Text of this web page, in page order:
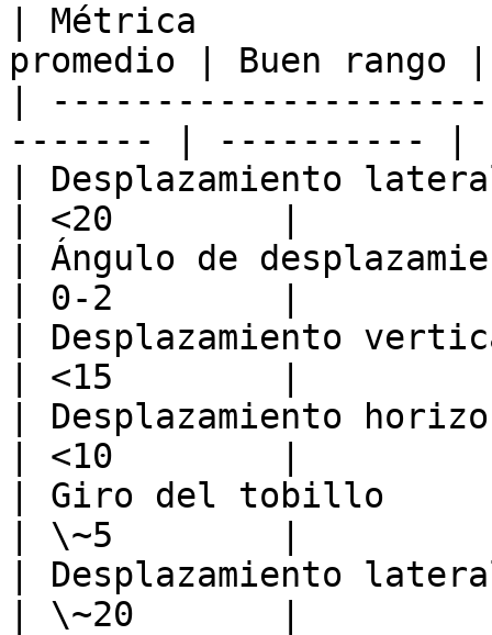
| Métrica
promedio | Buen rango |
|
------- | ---------- |
| Desplazamiento
| <20        |
| Ángulo de
| 0-2        |
| Desplazamiento
| <15        |
| Desplazamiento
| <10        |
| Giro del tobillo
| \~5        |
| Desplazamiento
| \~20       |